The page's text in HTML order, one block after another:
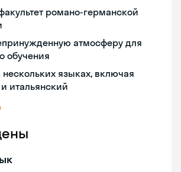
романо-германской
атмосферу для
обучения
нескольких языках, включая
итальянский